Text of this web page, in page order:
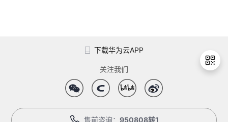
下载华为云APP
关注我们
售前咨询： 950808转1